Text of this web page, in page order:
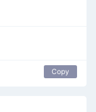
Copy